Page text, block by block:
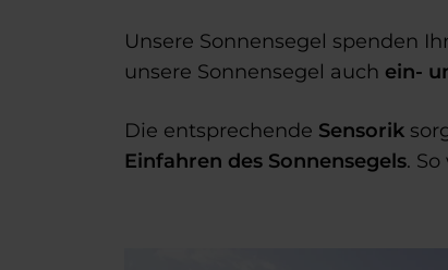
Unsere Sonnensegel spenden
unsere Sonnensegel auch ein-
Die entsprechende Sensorik
Einfahren des Sonnensegels.